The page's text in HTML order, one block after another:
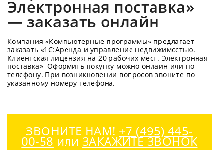
Электронная поставка»
— заказать онлайн
Компания «Компьютерные программы» предлагает
заказать «1С:Аренда и управление недвижимостью.
Клиентская лицензия на 20 рабочих мест. Электронная
поставка». Оформить покупку можно онлайн или по
телефону. При возникновении вопросов звоните по
указанному номеру телефона.
ЗВОНИТЕ НАМ! +7 (495) 445-
00-58 или ЗАКАЖИТЕ ЗВОНОК